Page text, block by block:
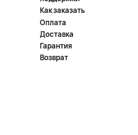
Как заказать
Оплата
Доставка
Гарантия
Возврат